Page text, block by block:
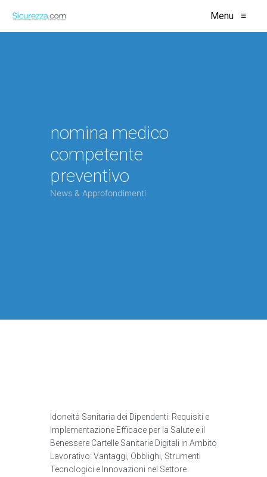
Menu ≡
nomina medico
competente
preventivo
News & Approfondimenti
Idoneità Sanitaria dei Dipendenti: Requisiti e
Implementazione Efficace per la Salute e il
Benessere Cartelle Sanitarie Digitali in Ambito
Lavorativo: Vantaggi, Obblighi, Strumenti
Tecnologici e Innovazioni nel Settore